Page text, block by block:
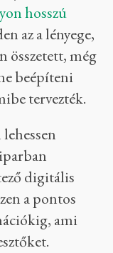
hosszú
az a lényege,
összetett, még
beépíteni
tervezték.
digitális
a pontos
ami